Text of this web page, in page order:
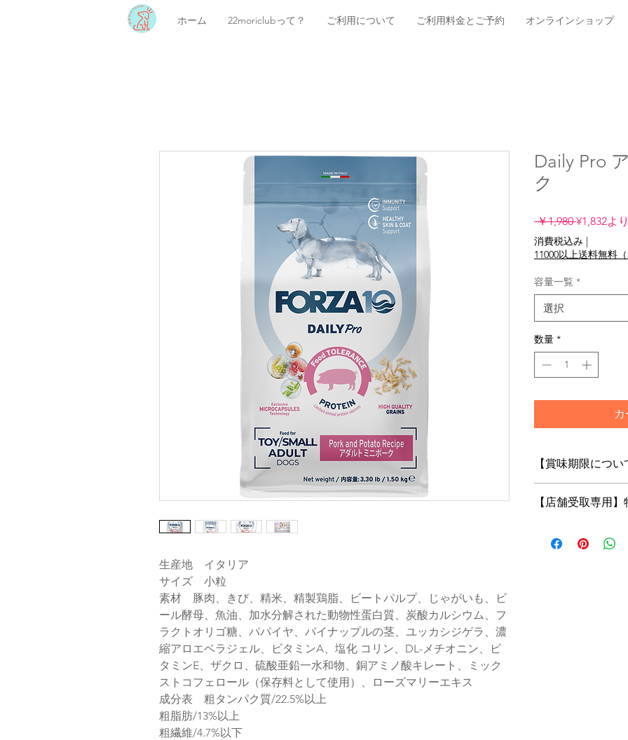
ホーム 22moriclubって？ ご利用について ご利用料金とご予約 オンラインショップ
生産地 イタリア
サイズ 小粒
素材 豚肉、きび、精米、精製鶏脂、ビートパルプ、じゃがいも、ビ
ール酵母、魚油、加水分解された動物性蛋白質、炭酸カルシウム、フ
ラクトオリゴ糖、パパイヤ、パイナップルの茎、ユッカシジゲラ、濃
縮アロエベラジェル、ビタミンA、塩化 コリン、DL-メチオニン、ビ
タミンE、ザクロ、硫酸亜鉛一水和物、銅アミノ酸キレート、ミック
ストコフェロール（保存料として使用）、ローズマリーエキス
成分表 粗タンパク質/22.5%以上
粗脂肪/13%以上
粗繊維/4.7%以下
Daily Pro
ク
￥1,980 通
常
価
¥1,832より
消費税込み |
11000以上送料無料
容量一覧 *
選択
数量 *
【賞味期限につい
当店はお客様にご
【店舗受取専用
トで「店舗受取」を